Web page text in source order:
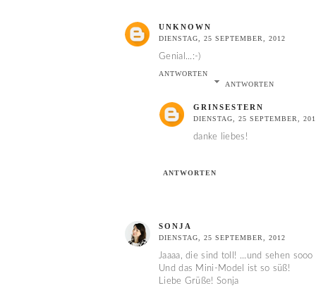
UNKNOWN
DIENSTAG, 25 SEPTEMBER, 2012
Genial...:-)
ANTWORTEN
ANTWORTEN
GRINSESTERN
DIENSTAG, 25 SEPTEMBER,
danke liebes!
ANTWORTEN
SONJA
DIENSTAG, 25 SEPTEMBER, 2012
Jaaaa, die sind toll! ...und sehen sooo
Und das Mini-Model ist so süß!
Liebe Grüße! Sonja